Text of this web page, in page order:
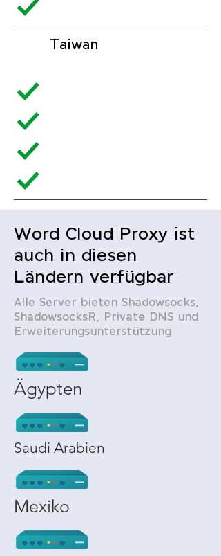
Taiwan
Word Cloud Proxy ist
auch in diesen
Ländern verfügbar
Alle Server bieten Shadowsocks,
ShadowsocksR, Private DNS und
Erweiterungsunterstützung
Ägypten
Saudi Arabien
Mexiko